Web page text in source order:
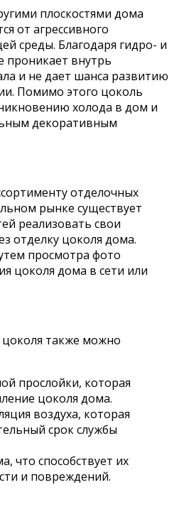
плоскостями дома
от агрессивного
среды. Благодаря гидро- и
проникает внутрь
и не дает шанса развитию
Помимо этого цоколь
холода в дом и
декоративным
отделочных
рынке существует
реализовать свои
отделку цоколя дома.
просмотра фото
цоколя дома в сети или
также можно
прослойки, которая
цоколя дома.
воздуха, которая
срок службы
что способствует их
и повреждений.